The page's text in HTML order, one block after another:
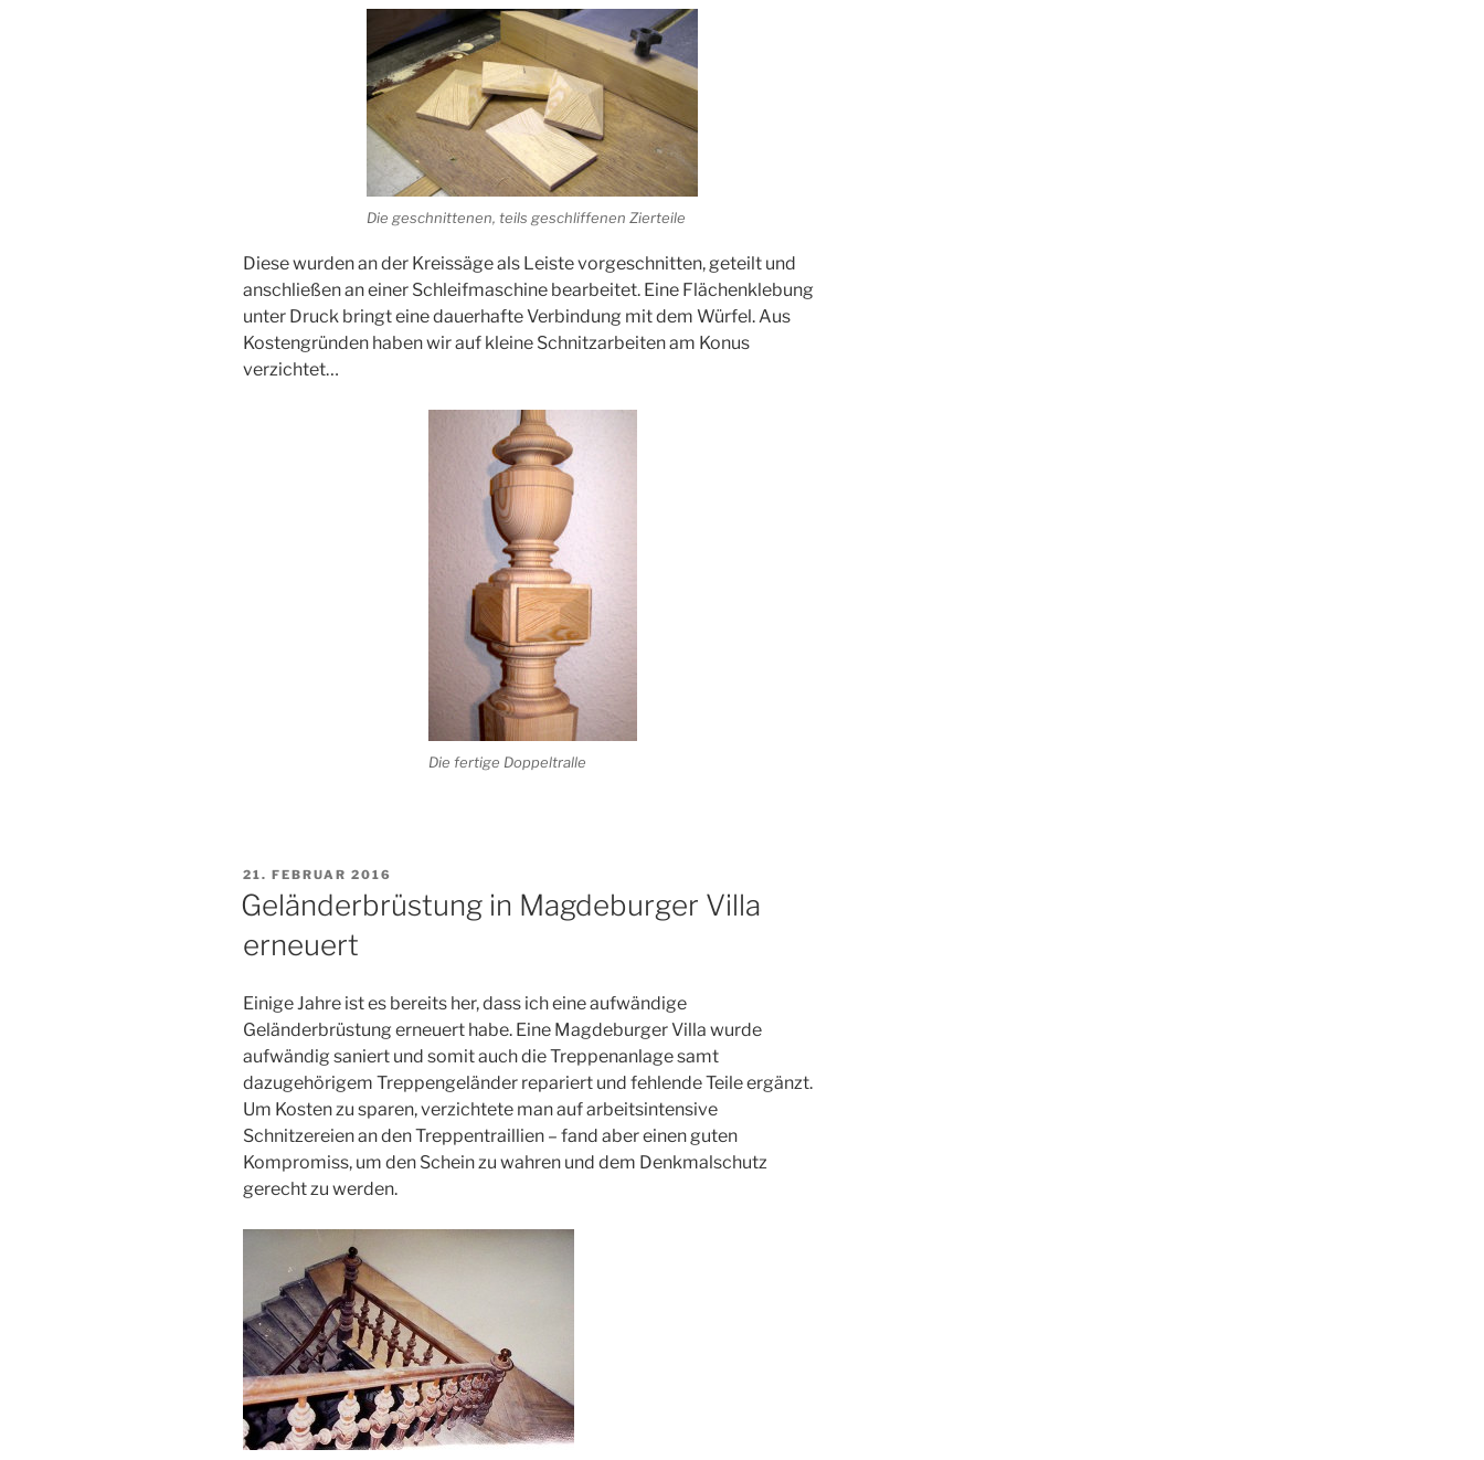
Die geschnittenen, teils geschliffenen Zierteile
Diese wurden an der Kreissäge als Leiste vorgeschnitten, geteilt und
anschließen an einer Schleifmaschine bearbeitet. Eine Flächenklebung
unter Druck bringt eine dauerhafte Verbindung mit dem Würfel. Aus
Kostengründen haben wir auf kleine Schnitzarbeiten am Konus
verzichtet…
Die fertige Doppeltralle
VERÖFFENTLICHT
AM
21. FEBRUAR 2016
Geländerbrüstung in Magdeburger Villa
erneuert
Einige Jahre ist es bereits her, dass ich eine aufwändige
Geländerbrüstung erneuert habe. Eine Magdeburger Villa wurde
aufwändig saniert und somit auch die Treppenanlage samt
dazugehörigem Treppengeländer repariert und fehlende Teile ergänzt.
Um Kosten zu sparen, verzichtete man auf arbeitsintensive
Schnitzereien an den Treppentraillien – fand aber einen guten
Kompromiss, um den Schein zu wahren und dem Denkmalschutz
gerecht zu werden.